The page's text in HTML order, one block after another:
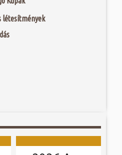
létesítmények